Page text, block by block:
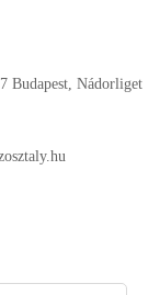
Budapest, Nádorliget